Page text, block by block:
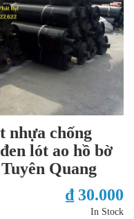
nhựa chống
lót ao hồ bờ
Quang
₫ 30.000
In Stock